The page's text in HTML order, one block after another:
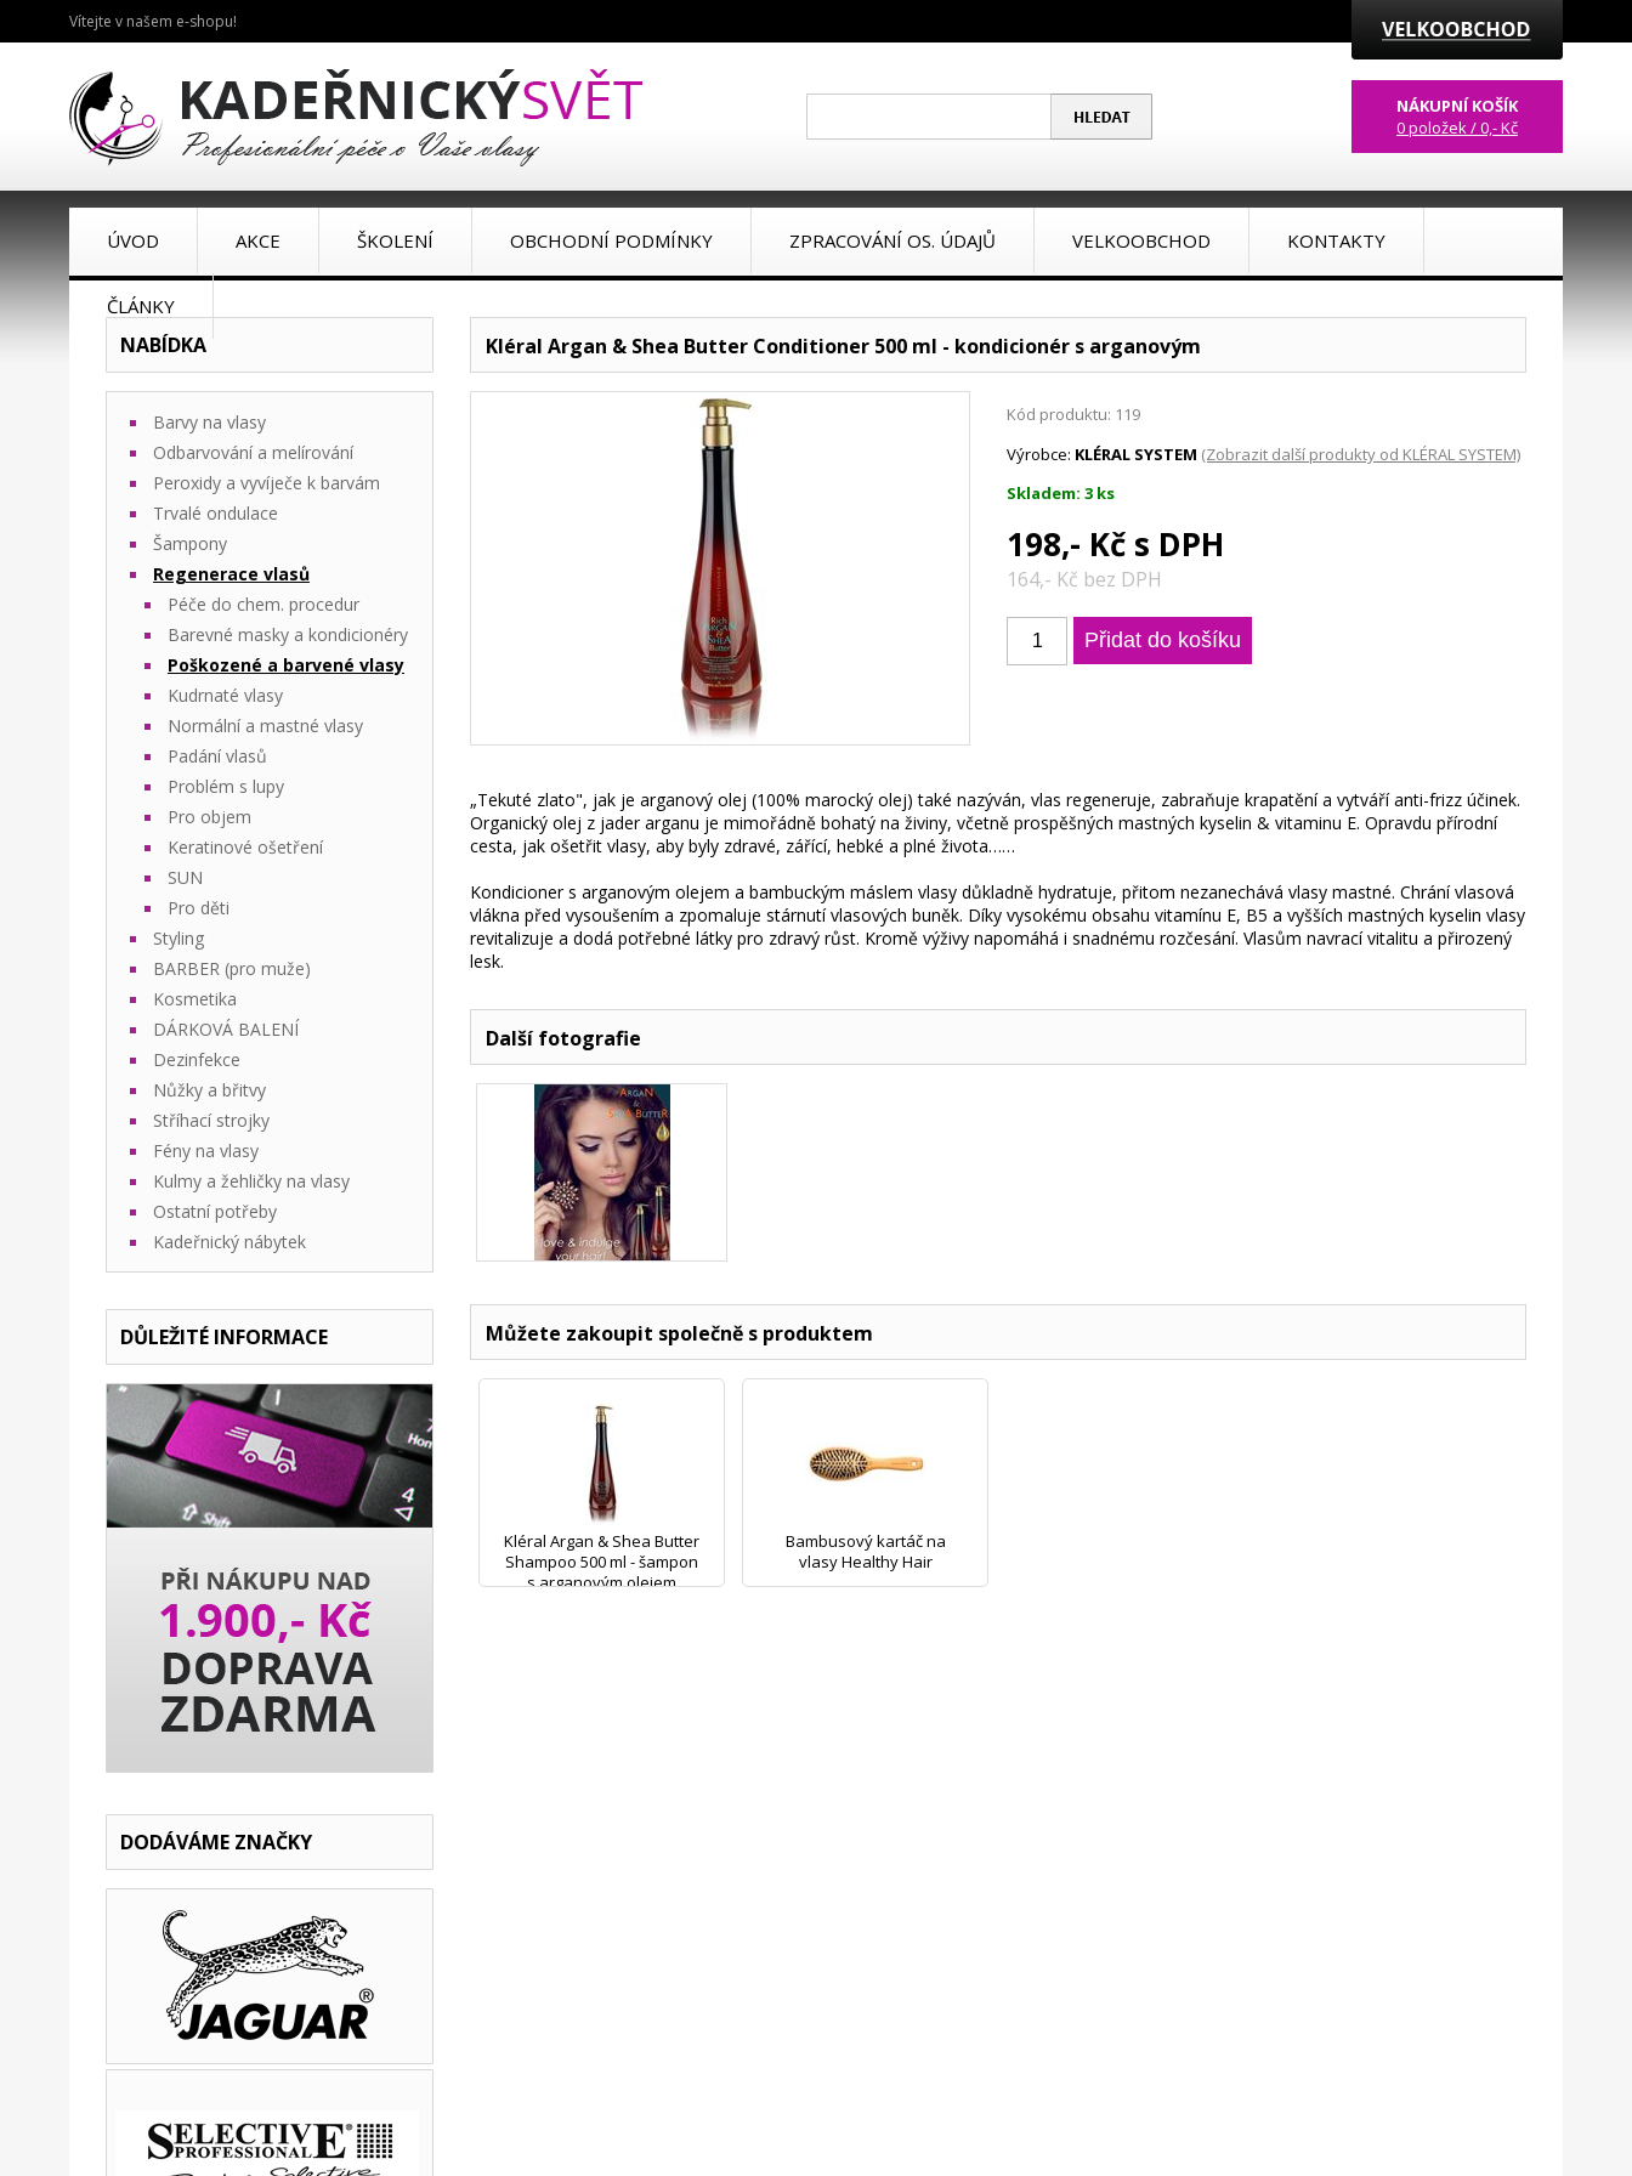
Vítejte v našem e-shopu!
NÁKUPNÍ KOŠÍK
0 položek / 0,- Kč
ÚVOD AKCE ŠKOLENÍ OBCHODNÍ PODMÍNKY ZPRACOVÁNÍ OS. ÚDAJŮ VELKOOBCHOD KONTAKTY
ČLÁNKY
NABÍDKA
Barvy na vlasy
Odbarvování a melírování
Peroxidy a vyvíječe k barvám
Trvalé ondulace
Šampony
Regenerace vlasů
Péče do chem. procedur
Barevné masky a kondicionéry
Poškozené a barvené vlasy
Kudrnaté vlasy
Normální a mastné vlasy
Padání vlasů
Problém s lupy
Pro objem
Keratinové ošetření
SUN
Pro děti
Styling
BARBER (pro muže)
Kosmetika
DÁRKOVÁ BALENÍ
Dezinfekce
Nůžky a břitvy
Stříhací strojky
Fény na vlasy
Kulmy a žehličky na vlasy
Ostatní potřeby
Kadeřnický nábytek
DŮLEŽITÉ INFORMACE
DODÁVÁME ZNAČKY
Kléral Argan & Shea Butter Conditioner 500 ml - kondicionér s arganovým
Kód produktu: 119
Výrobce: KLÉRAL SYSTEM (Zobrazit další produkty od KLÉRAL SYSTEM)
Skladem: 3 ks
198,- Kč s DPH
164,- Kč bez DPH
„Tekuté zlato", jak je arganový olej (100% marocký olej) také nazýván, vlas regeneruje, zabraňuje krapatění a vytváří anti-frizz účinek.
Organický olej z jader arganu je mimořádně bohatý na živiny, včetně prospěšných mastných kyselin & vitaminu E. Opravdu přírodní
cesta, jak ošetřit vlasy, aby byly zdravé, zářící, hebké a plné života……
Kondicioner s arganovým olejem a bambuckým máslem vlasy důkladně hydratuje, přitom nezanechává vlasy mastné. Chrání vlasová
vlákna před vysoušením a zpomaluje stárnutí vlasových buněk. Díky vysokému obsahu vitamínu E, B5 a vyšších mastných kyselin vlasy
revitalizuje a dodá potřebné látky pro zdravý růst. Kromě výživy napomáhá i snadnému rozčesání. Vlasům navrací vitalitu a přirozený
lesk.
Další fotografie
Můžete zakoupit společně s produktem
Kléral Argan & Shea Butter
Shampoo 500 ml - šampon
s arganovým olejem
Bambusový kartáč na
vlasy Healthy Hair